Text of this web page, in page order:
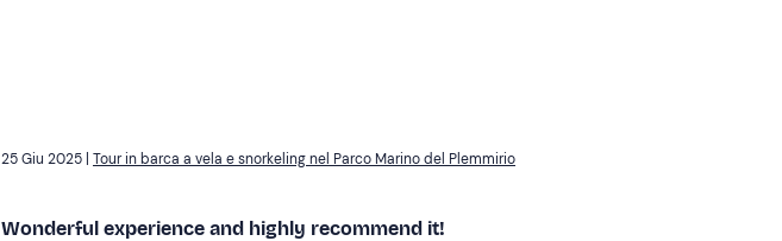
Tour in barca a vela e snorkeling nel Parco Marino del Plemmirio
Wonderful experience and highly recommend it!